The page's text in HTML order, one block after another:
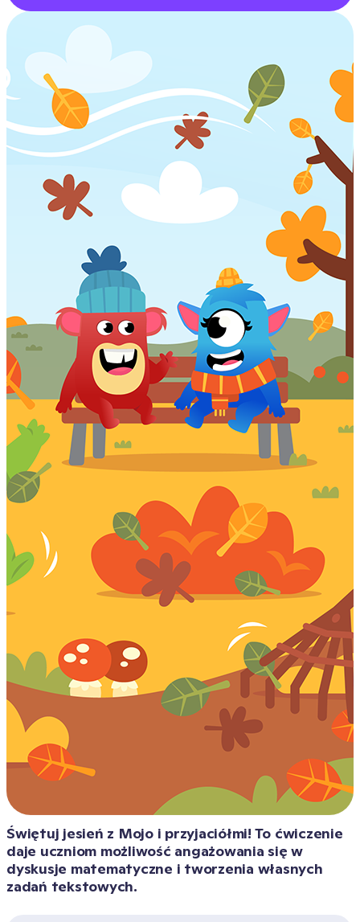
Świętuj jesień z Mojo i przyjaciółmi! To ćwiczenie
daje uczniom możliwość angażowania się w
dyskusje matematyczne i tworzenia własnych
zadań tekstowych.